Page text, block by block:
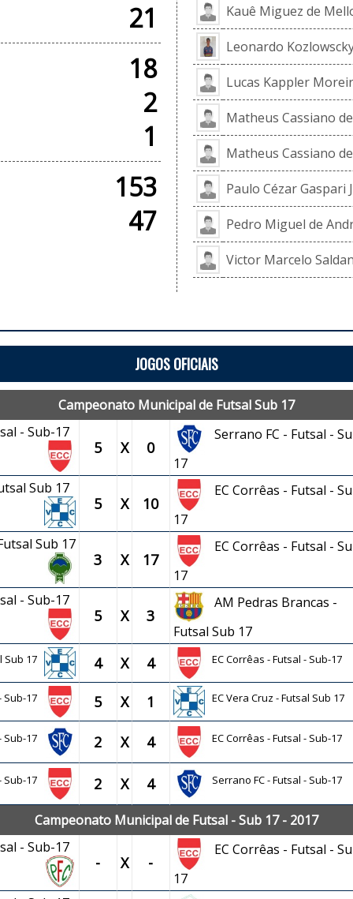
21
18
2
1
153
47
Kauê Miguez de
Leonardo
Lucas Kappler
Matheus Cassiano
Matheus Cassiano
Paulo Cézar Gaspari
Pedro Miguel de
Victor Marcelo
JOGOS OFICIAIS
Campeonato Municipal de Futsal Sub 17
- Sub-17
5 X 0
Serrano FC - Futsal -
17
Sub 17
5 X 10
EC Corrêas - Futsal -
17
Sub 17
3 X 17
EC Corrêas - Futsal -
17
- Sub-17
5 X 3
AM Pedras Brancas -
Futsal Sub 17
Sub 17 4 X 4 EC Corrêas - Futsal - Sub-17
Sub-17 5 X 1 EC Vera Cruz - Futsal Sub 17
Sub-17 2 X 4 EC Corrêas - Futsal - Sub-17
Sub-17 2 X 4 Serrano FC - Futsal - Sub-17
Campeonato Municipal de Futsal - Sub 17 - 2017
- Sub-17
- X -
EC Corrêas - Futsal -
17